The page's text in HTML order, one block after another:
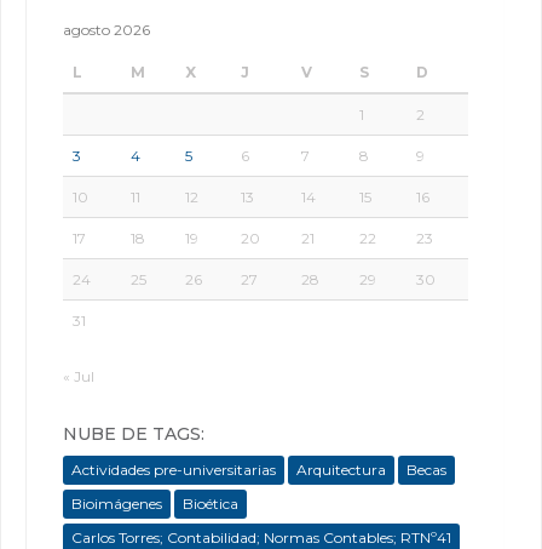
agosto 2026
L M X J V S D
1 2
3 4 5 6 7 8 9
10 11 12 13 14 15 16
17 18 19 20 21 22 23
24 25 26 27 28 29 30
31
« Jul
NUBE DE TAGS:
Actividades pre-universitarias Arquitectura
Becas
Bioimágenes
Bioética
Carlos Torres; Contabilidad; Normas Contables; RTNº41